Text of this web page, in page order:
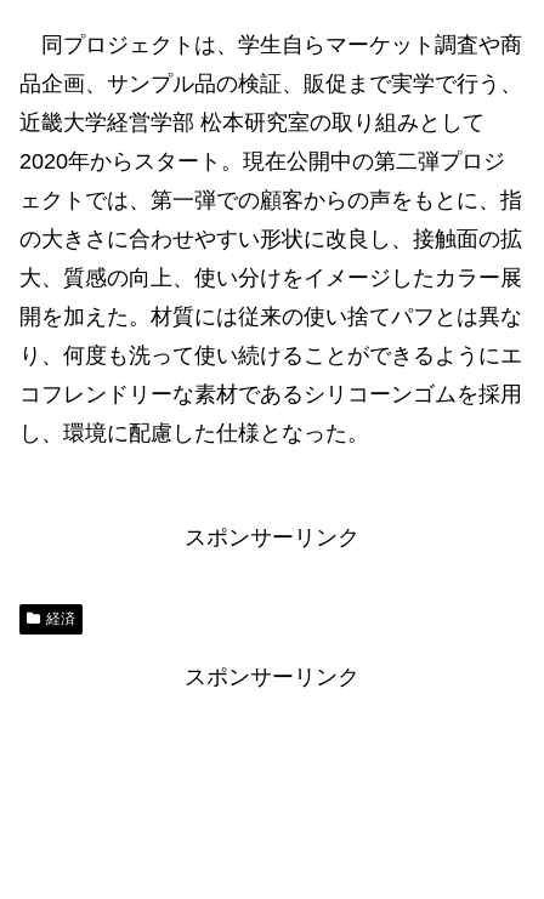
同プロジェクトは、学生自らマーケット調査や商
品企画、サンプル品の検証、販促まで実学で行う、
近畿大学経営学部 松本研究室の取り組みとして
2020年からスタート。現在公開中の第二弾プロジ
ェクトでは、第一弾での顧客からの声をもとに、指
の大きさに合わせやすい形状に改良し、接触面の拡
大、質感の向上、使い分けをイメージしたカラー展
開を加えた。材質には従来の使い捨てパフとは異な
り、何度も洗って使い続けることができるようにエ
コフレンドリーな素材であるシリコーンゴムを採用
し、環境に配慮した仕様となった。
スポンサーリンク
経済
スポンサーリンク